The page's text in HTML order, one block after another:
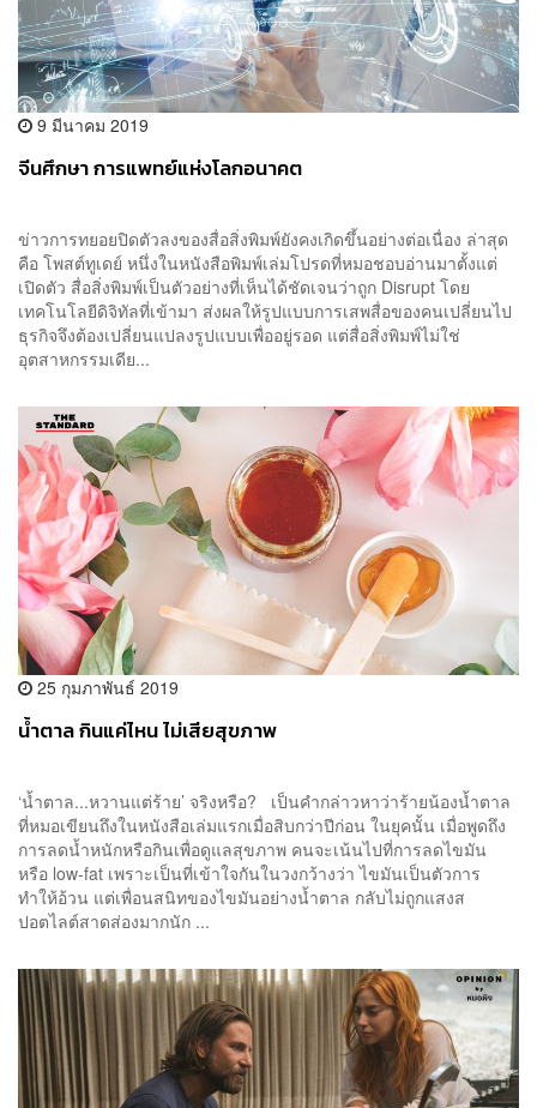
9 มีนาคม 2019
จีนศึกษา การแพทย์แห่งโลกอนาคต
ข่าวการทยอยปิดตัวลงของสื่อสิ่งพิมพ์ยังคงเกิดขึ้นอย่างต่อเนื่อง ล่าสุด
คือ โพสต์ทูเดย์ หนึ่งในหนังสือพิมพ์เล่มโปรดที่หมอชอบอ่านมาตั้งแต่
เปิดตัว สื่อสิ่งพิมพ์เป็นตัวอย่างที่เห็นได้ชัดเจนว่าถูก Disrupt โดย
เทคโนโลยีดิจิทัลที่เข้ามา ส่งผลให้รูปแบบการเสพสื่อของคนเปลี่ยนไป
ธุรกิจจึงต้องเปลี่ยนแปลงรูปแบบเพื่ออยู่รอด แต่สื่อสิ่งพิมพ์ไม่ใช่
อุตสาหกรรมเดีย...
25 กุมภาพันธ์ 2019
น้ำตาล กินแค่ไหน ไม่เสียสุขภาพ
‘น้ำตาล...หวานแต่ร้าย’ จริงหรือ? เป็นคำกล่าวหาว่าร้ายน้องน้ำตาล
ที่หมอเขียนถึงในหนังสือเล่มแรกเมื่อสิบกว่าปีก่อน ในยุคนั้น เมื่อพูดถึง
การลดน้ำหนักหรือกินเพื่อดูแลสุขภาพ คนจะเน้นไปที่การลดไขมัน
หรือ low-fat เพราะเป็นที่เข้าใจกันในวงกว้างว่า ไขมันเป็นตัวการ
ทำให้อ้วน แต่เพื่อนสนิทของไขมันอย่างน้ำตาล กลับไม่ถูกแสงส
ปอตไลต์สาดส่องมากนัก ...